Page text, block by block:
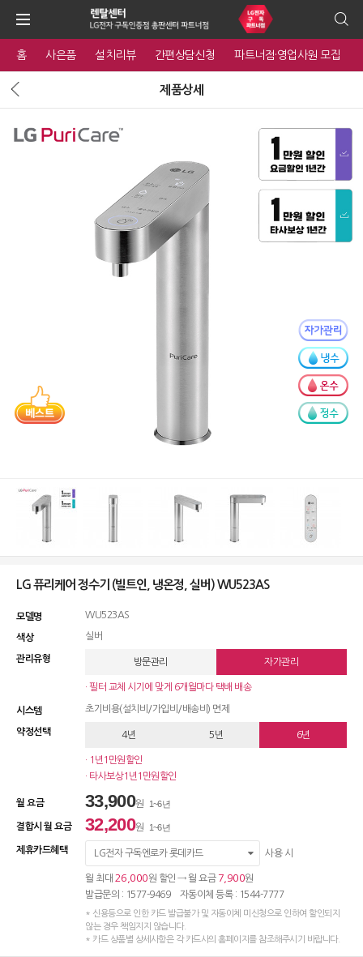
홈 사은품 설치리뷰 간편상담신청 파트너점·영업사원 모집
제품상세
LG 퓨리케어 정수기 (빌트인, 냉온정, 실버) WU523AS
모델명 WU523AS
색상 실버
관리유형 방문관리 자가관리
· 필터 교체 시기에 맞게 6개월마다 택배 배송
시스템 초기비용(설치비/가입비/배송비) 면제
약정선택 4년 5년 6년
· 1년1만원할인
· 타사보상1년1만원할인
월 요금 33,900원 1~6년
결합시 월 요금 32,200원 1~6년
제휴카드혜택 LG전자 구독엔로카 롯데카드 사용 시
월 최대 26,000원 할인 → 월 요금 7,900원
발급문의 : 1577-9469 자동이체 등록 : 1544-7777
* 신용등으로 인한 카드 발급불가 및 자동이체 미신청으로 인하여 할인되지
않는 경우 책임지지 않습니다.
* 카드 상품별 상세사항은 각 카드사의 홈페이지를 참조해주시기 바랍니다.